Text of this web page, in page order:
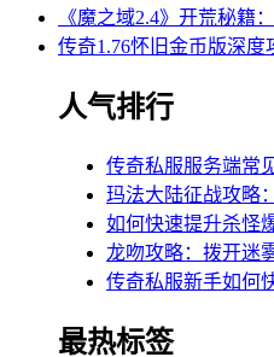
《魔之域2.4》开荒秘籍
传奇1.76怀旧金币版深
人气排行
传奇私服服务端常
玛法大陆征战攻略
如何快速提升杀怪
龙吻攻略：拨开迷
传奇私服新手如何
最热标签